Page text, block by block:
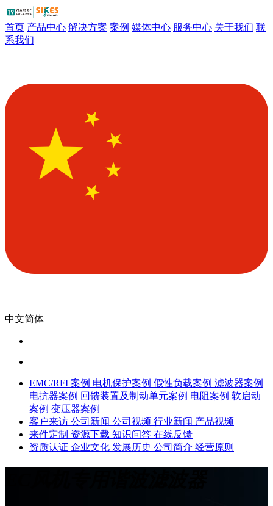
首页 产品中心 解决方案 案例 媒体中心 服务中心 关于我们 联
系我们
中文简体
EMC/RFI 案例 电机保护案例 假性负载案例 滤波器案例
电抗器案例 回馈装置及制动单元案例 电阻案例 软启动
案例 变压器案例
客户来访 公司新闻 公司视频 行业新闻 产品视频
来件定制 资源下载 知识问答 在线反馈
资质认证 企业文化 发展历史 公司简介 经营原则